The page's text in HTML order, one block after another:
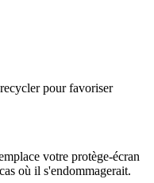
pour favoriser
votre protège-écran
où il s'endommagerait.